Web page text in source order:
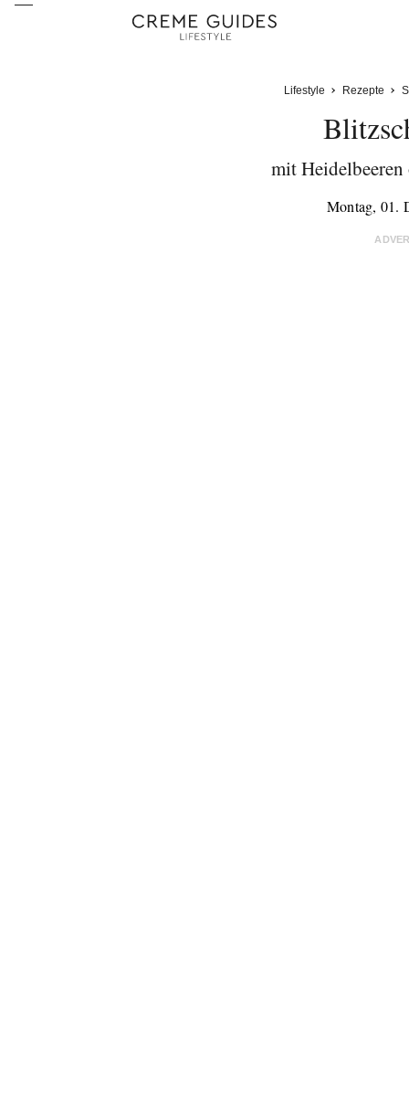
Lifestyle Rezepte
mit Heidelbeeren
Montag, 01.